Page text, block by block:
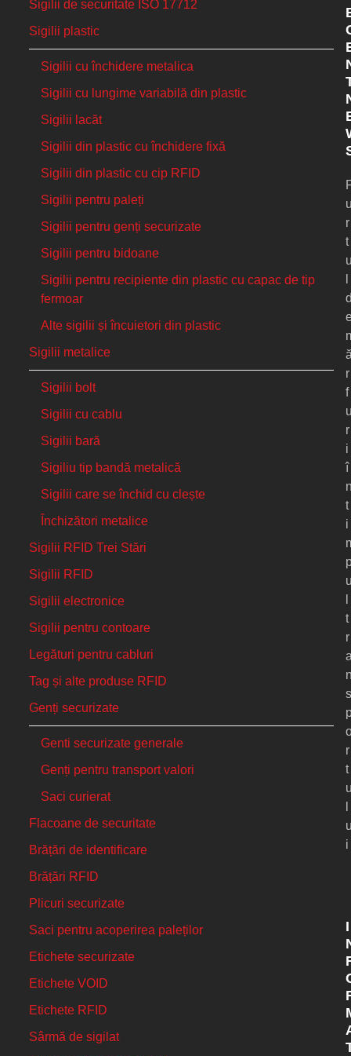
Sigilii de securitate ISO 17712
Sigilii plastic
Sigilii cu închidere metalica
Sigilii cu lungime variabilă din plastic
Sigilii lacăt
Sigilii din plastic cu închidere fixă
Sigilii din plastic cu cip RFID
Sigilii pentru paleți
Sigilii pentru genți securizate
Sigilii pentru bidoane
Sigilii pentru recipiente din plastic cu capac de tip
fermoar
Alte sigilii și încuietori din plastic
Sigilii metalice
Sigilii bolt
Sigilii cu cablu
Sigilii bară
Sigiliu tip bandă metalică
Sigilii care se închid cu clește
Închizători metalice
Sigilii RFID Trei Stări
Sigilii RFID
Sigilii electronice
Sigilii pentru contoare
Legături pentru cabluri
Tag și alte produse RFID
Genți securizate
Genti securizate generale
Genți pentru transport valori
Saci curierat
Flacoane de securitate
Brățări de identificare
Brățări RFID
Plicuri securizate
Saci pentru acoperirea paleților
Etichete securizate
Etichete VOID
Etichete RFID
Sârmă de sigilat
r
t
r
f
r
i
î
t
i
t
r
s
r
t
i
I